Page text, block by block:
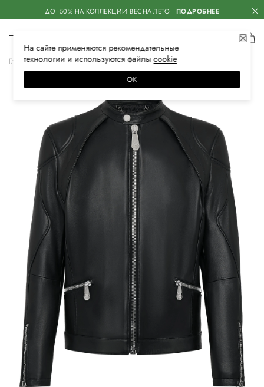
ДО -50% НА КОЛЛЕКЦИИ ВЕСНА-ЛЕТО ПОДРОБНЕЕ
Главная Мужская Одежда Верхняя одежда Кожаные куртки
На сайте применяются рекомендательные
технологии и используются файлысооkiе
ОК